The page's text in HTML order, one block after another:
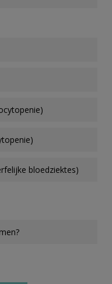
bloedziektes)